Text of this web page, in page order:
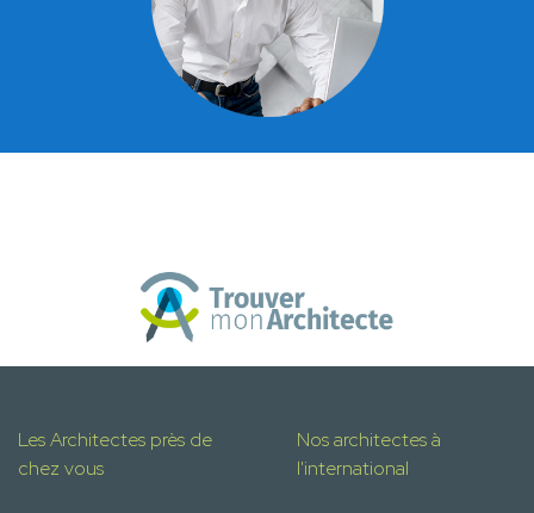
Les Architectes près de
chez vous
Nos architectes à
l'international